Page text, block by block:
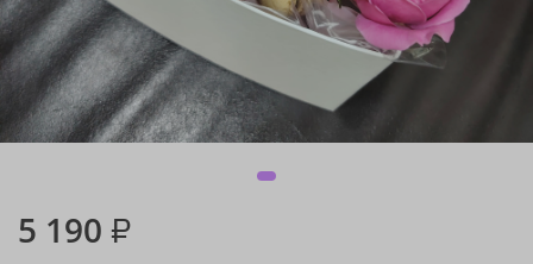
5 190 ₽